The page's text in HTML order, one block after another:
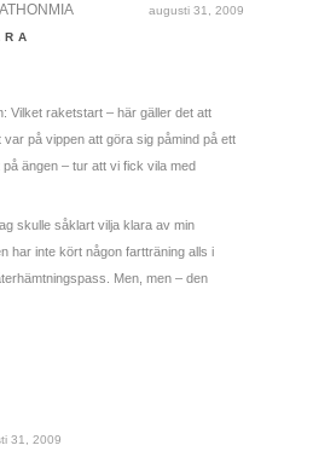
augusti 31, 2009
Vilket raketstart – här gäller det att
var på vippen att göra sig påmind på ett
ängen – tur att vi fick vila med
skulle såklart vilja klara av min
har inte kört någon fartträning alls i
Men, men – den
31, 2009